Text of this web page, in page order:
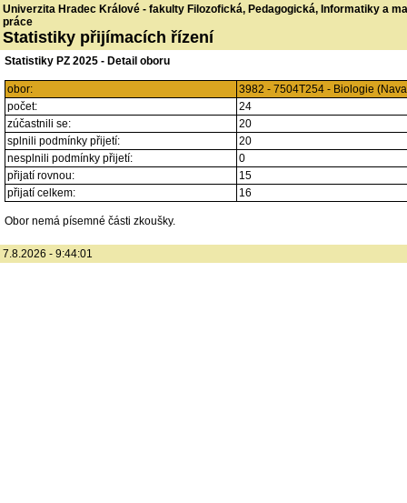
Univerzita Hradec Králové - fakulty Filozofická, Pedagogická, Informatiky a
práce
Statistiky přijímacích řízení
Statistiky PZ 2025 - Detail oboru
obor:
3982 - 7504T254 - Biologie
počet:
24
zúčastnili se:
20
splnili podmínky přijetí:
20
nesplnili podmínky přijetí:
0
přijatí rovnou:
15
přijatí celkem:
16
Obor nemá písemné části zkoušky.
7.8.2026 - 9:44:01